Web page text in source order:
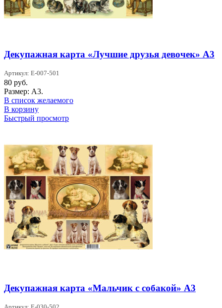
Декупажная карта «Лучшие друзья девочек» А3
Артикул: Е-007-501
80 руб.
Размер: А3.
В список желаемого
В корзину
Быстрый просмотр
Декупажная карта «Мальчик с собакой» А3